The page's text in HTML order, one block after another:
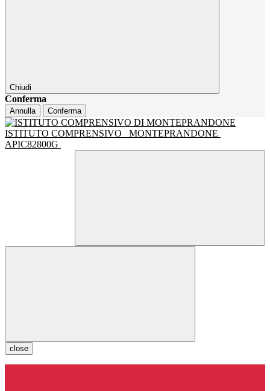
Chiudi
Conferma
Annulla Conferma
ISTITUTO COMPRENSIVO
MONTEPRANDONE
APIC82800G
close